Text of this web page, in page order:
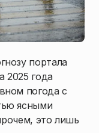
портала
2025 года
погода с
ясными
это лишь